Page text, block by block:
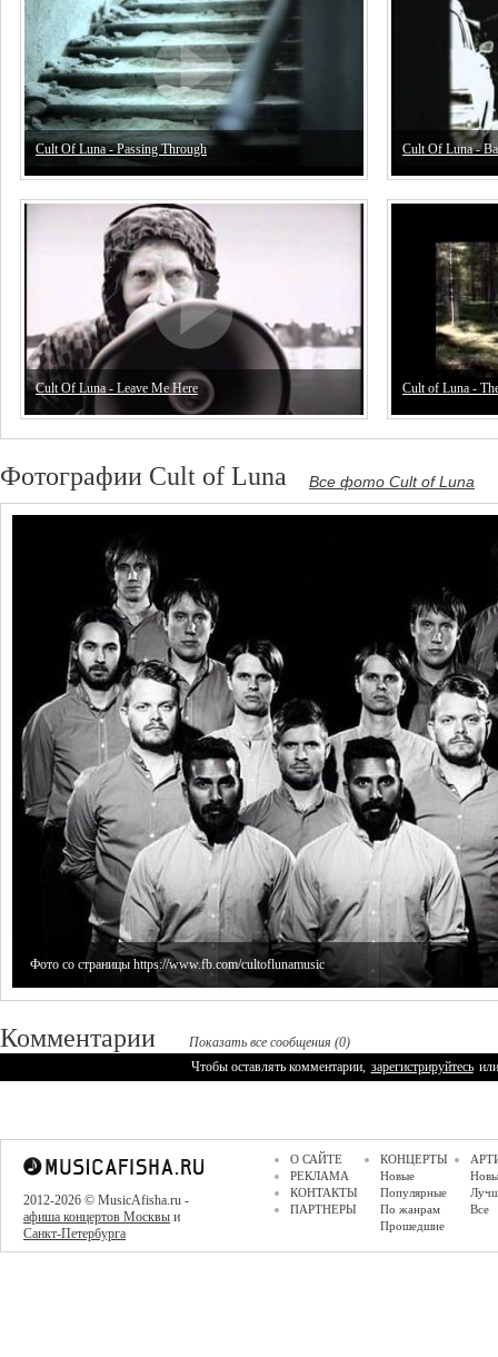
Cult Of Luna - Passing Through Cult Of Luna -
Cult Of Luna - Leave Me Here Cult of Luna -
Фотографии Cult of Luna Все фото Cult of Luna
Фото со страницы https://www.fb.com/cultoflunamusic
Комментарии
Показать все сообщения (0)
Чтобы оставлять комментарии, зарегистрируйтесь или
2012-2026 © MusicAfisha.ru -
афиша концертов Москвы и
Санкт-Петербурга
О САЙТЕ
РЕКЛАМА
КОНТАКТЫ
ПАРТНЕРЫ
КОНЦЕРТЫ
Новые
Популярные
По жанрам
Прошедшие
Все